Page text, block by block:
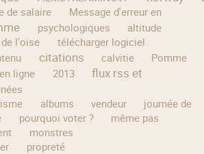
de salaire
Message d'erreur en
psychologiques
altitude
l'oise
télécharger logiciel
citations calvitie
Pomme
ligne 2013
flux rss et
albums vendeur
journée de
pourquoi voter ?
même pas
monstres
propreté